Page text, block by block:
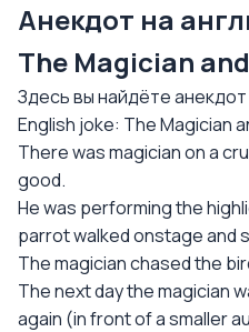
Анекдот на
The Magician
Здесь вы найдёте
English joke: The Magician
There was magician on a
good.
He was performing the
parrot walked onstage and
The magician chased the
The next day the magician
again (in front of a smaller